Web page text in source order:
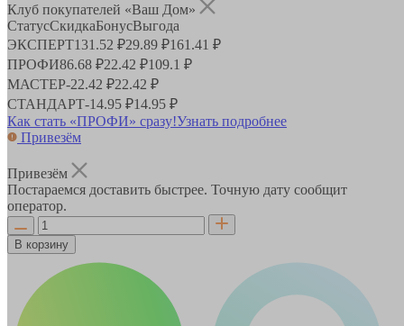
Клуб покупателей «Ваш Дом»
СтатусСкидкаБонусВыгода
ЭКСПЕРТ131.52 ₽29.89 ₽161.41 ₽
ПРОФИ86.68 ₽22.42 ₽109.1 ₽
МАСТЕР-22.42 ₽22.42 ₽
СТАНДАРТ-14.95 ₽14.95 ₽
Как стать «ПРОФИ» сразу!Узнать подробнее
Привезём
Привезём
Постараемся доставить быстрее. Точную дату сообщит
оператор.
В корзину